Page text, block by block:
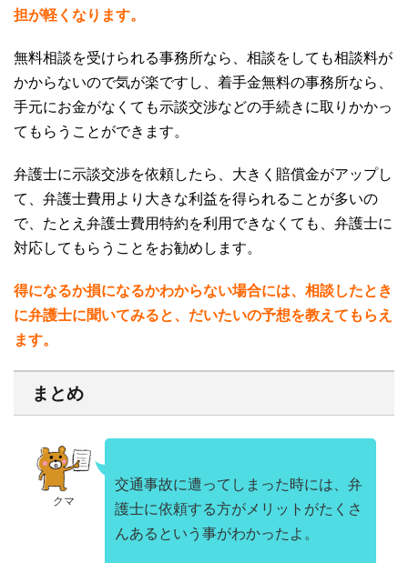
担が軽くなります。
無料相談を受けられる事務所なら、相談をしても相談料が
かからないので気が楽ですし、着手金無料の事務所なら、
手元にお金がなくても示談交渉などの手続きに取りかかっ
てもらうことができます。
弁護士に示談交渉を依頼したら、大きく賠償金がアップし
て、弁護士費用より大きな利益を得られることが多いの
で、たとえ弁護士費用特約を利用できなくても、弁護士に
対応してもらうことをお勧めします。
得になるか損になるかわからない場合には、相談したとき
に弁護士に聞いてみると、だいたいの予想を教えてもらえ
ます。
まとめ
クマ
交通事故に遭ってしまった時には、弁
護士に依頼する方がメリットがたくさ
んあるという事がわかったよ。